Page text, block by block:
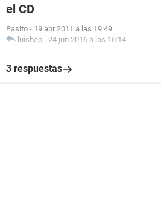
el CD
Pasito - 19 abr 2011 a las 19:49
luishep - 24 jun 2016 a las 16:14
3 respuestas